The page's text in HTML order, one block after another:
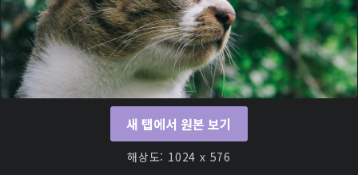
새 탭에서 원본 보기
해상도: 1024 x 576